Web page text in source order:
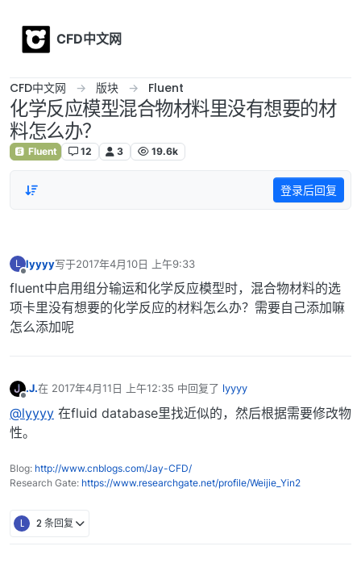
CFD中文网
CFD中文网 版块 Fluent
化学反应模型混合物材料里没有想要的材
料怎么办？
Fluent 12 3 19.6k
登录后回复
L lyyyy写于2017年4月10日 上午9:33
最后由 编辑
fluent中启用组分输运和化学反应模型时，混合物材料的选
项卡里没有想要的化学反应的材料怎么办？需要自己添加嘛
怎么添加呢
.J.在 2017年4月11日 上午12:35 中回复了 lyyyy
最后由 编辑
@lyyyy 在fluid database里找近似的，然后根据需要修改物
性。
Blog: http://www.cnblogs.com/Jay-CFD/
Research Gate: https://www.researchgate.net/profile/Weijie_Yin2
L 2 条回复